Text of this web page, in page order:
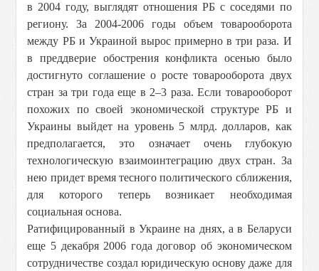
в 2004 году, выглядят отношения РБ с соседями по
региону. За 2004-2006 годы объем товарооборота
между РБ и Украиной вырос примерно в три раза. И
в преддверие обострения конфликта осенью было
достигнуто соглашение о росте товарооборота двух
стран за три года еще в 2–3 раза. Если товарооборот
похожих по своей экономической структуре РБ и
Украины выйдет на уровень 5 млрд. долларов, как
предполагается, это означает очень глубокую
технологическую взаимоинтеграцию двух стран. За
нею придет время тесного политического сближения,
для которого теперь возникает необходимая
социальная основа.
Ратифицированный в Украине на днях, а в Беларуси
еще 5 декабря 2006 года договор об экономическом
сотрудничестве создал юридическую основу даже для